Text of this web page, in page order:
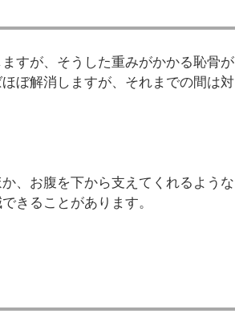
すが、そうした重みがかかる恥骨が
ぼ解消しますが、それまでの間は対
、お腹を下から支えてくれるような
きることがあります。